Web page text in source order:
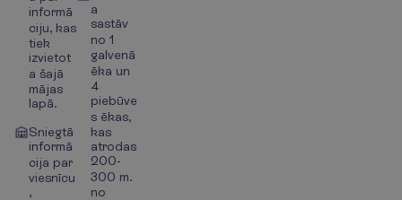
informā
ciju, kas
tiek
izvietot
a šajā
mājas
lapā.
Sniegtā
informā
cija par
viesnīcu
,
a
sastāv
no 1
galvenā
ēka un
4
piebūve
s ēkas,
kas
atrodas
200-
300 m.
no